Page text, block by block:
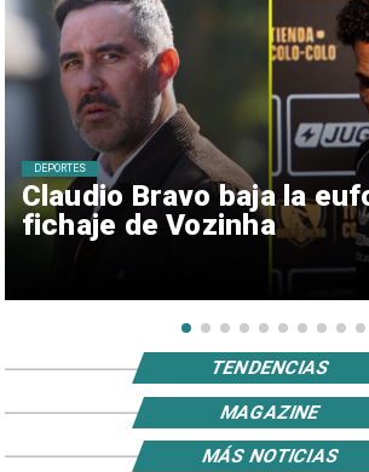
Claudio Bravo baja la
fichaje de Vozinha
DEPORTES
TENDENCIAS
MAGAZINE
MÁS NOTICIAS